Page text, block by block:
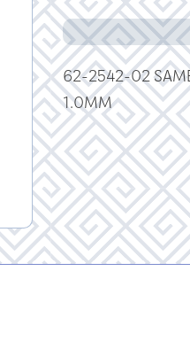
62-2542-02
1.0MM